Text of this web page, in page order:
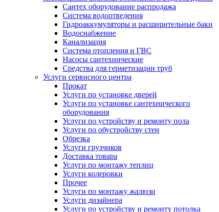
Сантех оборудование распродажа
Система водоотведения
Гидроаккумуляторы и расширительные баки
Водоснабжение
Канализация
Система отопления и ГВС
Насосы сантехнические
Средства для герметизации труб
Услуги сервисного центра
Прокат
Услуги по установке дверей
Услуги по установке сантехнического
оборудования
Услуги по устройству и ремонту пола
Услуги по обустройству стен
Обрезка
Услуги грузчиков
Доставка товара
Услуги по монтажу теплиц
Услуги колеровки
Прочее
Услуги по монтажу жалюзи
Услуги дизайнера
Услуги по устройству и ремонту потолка